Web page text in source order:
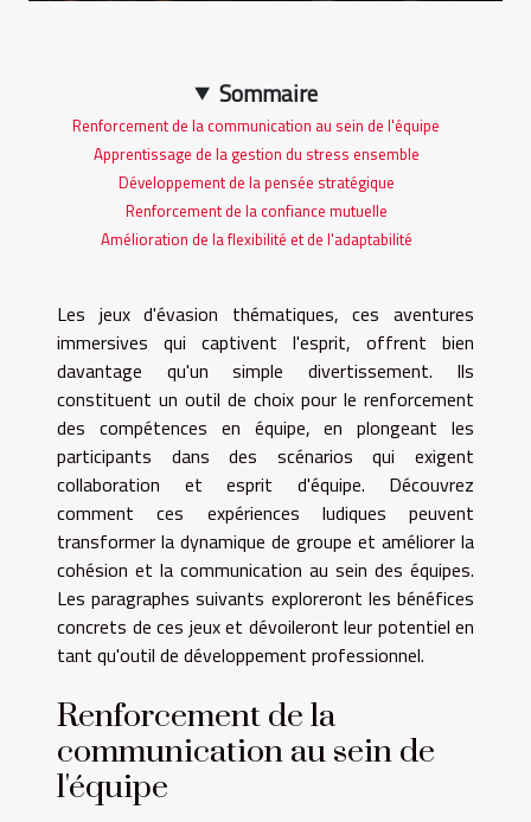
Sommaire
Renforcement de la communication au sein de l'équipe
Apprentissage de la gestion du stress ensemble
Développement de la pensée stratégique
Renforcement de la confiance mutuelle
Amélioration de la flexibilité et de l'adaptabilité
Les jeux d'évasion thématiques, ces aventures
immersives qui captivent l'esprit, offrent bien
davantage qu'un simple divertissement. Ils
constituent un outil de choix pour le renforcement
des compétences en équipe, en plongeant les
participants dans des scénarios qui exigent
collaboration et esprit d'équipe. Découvrez
comment ces expériences ludiques peuvent
transformer la dynamique de groupe et améliorer la
cohésion et la communication au sein des équipes.
Les paragraphes suivants exploreront les bénéfices
concrets de ces jeux et dévoileront leur potentiel en
tant qu'outil de développement professionnel.
Renforcement de la
communication au sein de
l'équipe